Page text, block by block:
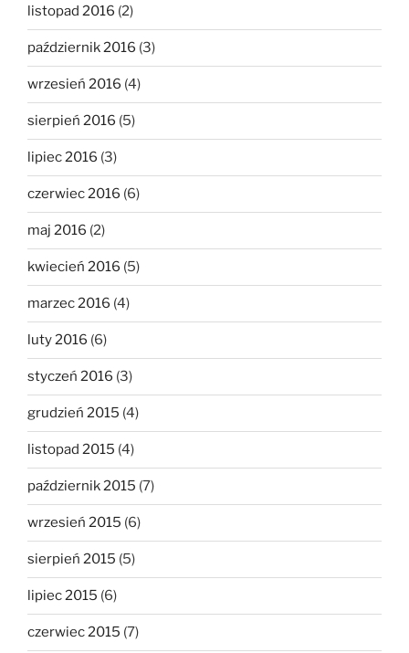
listopad 2016 (2)
październik 2016 (3)
wrzesień 2016 (4)
sierpień 2016 (5)
lipiec 2016 (3)
czerwiec 2016 (6)
maj 2016 (2)
kwiecień 2016 (5)
marzec 2016 (4)
luty 2016 (6)
styczeń 2016 (3)
grudzień 2015 (4)
listopad 2015 (4)
październik 2015 (7)
wrzesień 2015 (6)
sierpień 2015 (5)
lipiec 2015 (6)
czerwiec 2015 (7)